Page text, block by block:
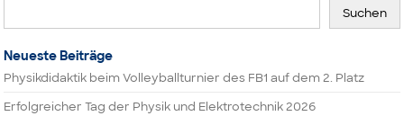
Suchen
Neueste Beiträge
Physikdidaktik beim Volleyballturnier des FB1 auf dem 2. Platz
Erfolgreicher Tag der Physik und Elektrotechnik 2026